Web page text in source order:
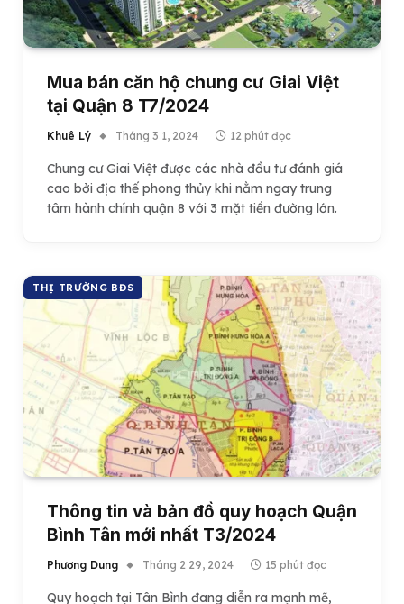
Mua bán căn hộ chung cư Giai Việt
tại Quận 8 T7/2024
Khuê Lý Tháng 3 1, 2024 12 phút đọc
Chung cư Giai Việt được các nhà đầu tư đánh giá
cao bởi địa thế phong thủy khi nằm ngay trung
tâm hành chính quận 8 với 3 mặt tiền đường lớn.
THỊ TRƯỜNG BĐS
Thông tin và bản đồ quy hoạch Quận
Bình Tân mới nhất T3/2024
Phương Dung Tháng 2 29, 2024 15 phút đọc
Quy hoạch tại Tân Bình đang diễn ra mạnh mẽ,